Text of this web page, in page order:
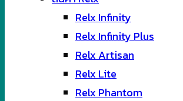
Relx Infinity
Relx Infinity Plus
Relx Artisan
Relx Lite
Relx Phantom